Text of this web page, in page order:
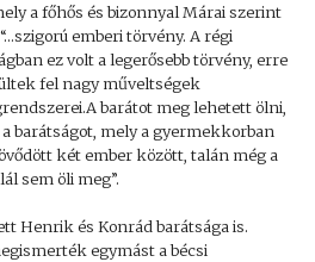
a főhős és bizonnyal Márai szerint
emberi törvény. A régi
ez volt a legerősebb törvény, erre
fel nagy műveltségek
barátot meg lehetett ölni,
a barátságot, mely a gyermekkorban
két ember között, talán még a
sem öli meg”.
Henrik és Konrád barátsága is.
egymást a bécsi